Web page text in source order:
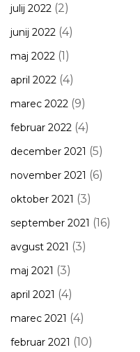
julij 2022 (2)
junij 2022 (4)
maj 2022 (1)
april 2022 (4)
marec 2022 (9)
februar 2022 (4)
december 2021 (5)
november 2021 (6)
oktober 2021 (3)
september 2021 (16)
avgust 2021 (3)
maj 2021 (3)
april 2021 (4)
marec 2021 (4)
februar 2021 (10)